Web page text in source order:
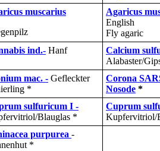
muscarius
Agaricus
English
Fly agaric
ind.- Hanf
Calcium
Alabaster/
mac. - Gefleckter
*
Corona
Nosode *
sulfuricum I -
Blauglas *
Cuprum
Kupfervitriol/
purpurea -
*